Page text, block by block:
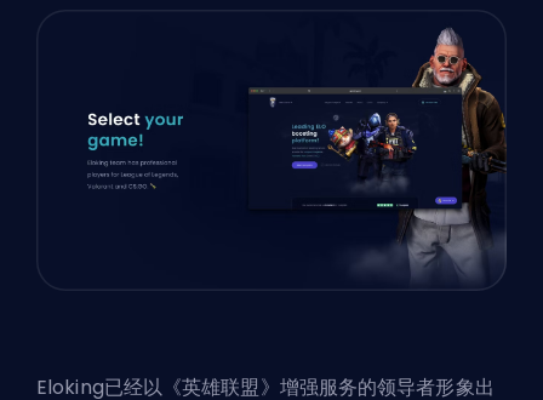
Eloking已经以《英雄联盟》增强服务的领导者形象出